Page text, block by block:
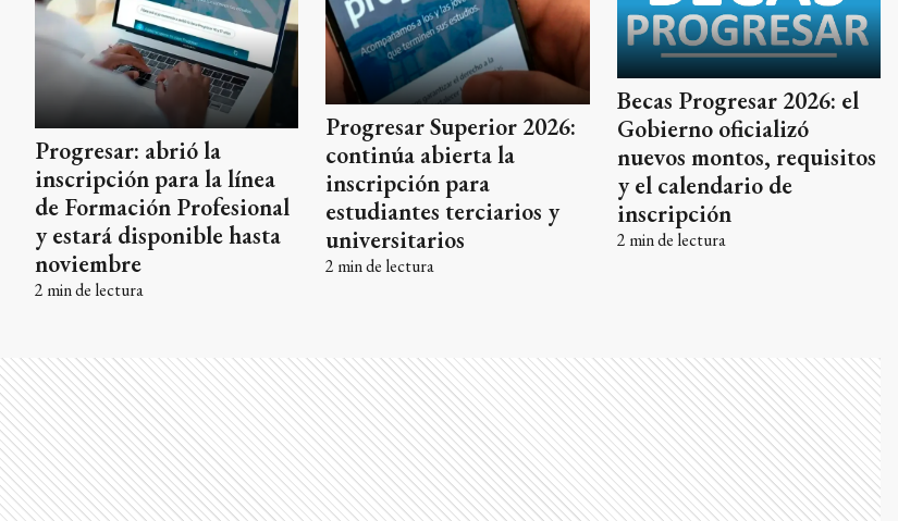
Progresar: abrió la
inscripción para la línea
de Formación Profesional
y estará disponible hasta
noviembre
2 min de lectura
Progresar Superior 2026:
continúa abierta la
inscripción para
estudiantes terciarios y
universitarios
2 min de lectura
Becas Progresar 2026: el
Gobierno oficializó
nuevos montos, requisitos
y el calendario de
inscripción
2 min de lectura